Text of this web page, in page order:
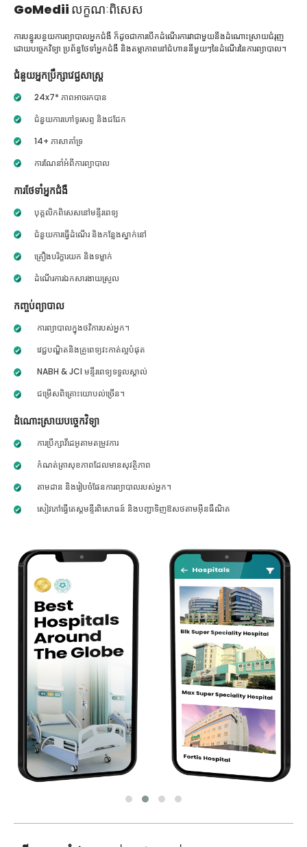
GoMedii លក្ខណៈពិសេស
ការបន្ធូរបន្ថយការព្យាបាលអ្នកជំងឺ ក៏ដូចជាការបើកដំណើរការវាជាមួយនឹងដំណោះស្រាយជំរុញ
ដោយបច្ចេកវិទ្យា ប្រព័ន្ធថែទាំអ្នកជំងឺ និងតម្លាភាពនៅជំហាននីមួយៗនៃដំណើរនៃការព្យាបាល។
ជំនួយអ្នកប្រឹក្សាវេជ្ជសាស្ត្រ
24x7* ភាពអាចរកបាន
ជំនួយការហៅទូរសព្ទ និងជជែក
14+ ភាសាគាំទ្រ
ការណែនាំអំពីការព្យាបាល
ការថែទាំអ្នកជំងឺ
បុគ្គលិកពិសេសនៅមន្ទីរពេទ្យ
ជំនួយការធ្វើដំណើរ និងកន្លែងស្នាក់នៅ
គ្រឿងបរិក្ខារយក និងទម្លាក់
ដំណើរការឯកសារងាយស្រួល
កញ្ចប់ព្យាបាល
ការព្យាបាលក្នុងថវិការបស់អ្នក។
វេជ្ជបណ្ឌិតនិងគ្រូពេទ្យវះកាត់ល្អបំផុត
NABH & JCI មន្ទីរពេទ្យទទួលស្គាល់
ជម្រើសពិគ្រោះយោបល់ច្រើន។
ដំណោះស្រាយបច្ចេកវិទ្យា
ការប្រឹក្សាវីដេអូតាមតម្រូវការ
កំណត់ត្រាសុខភាពដែលមានសុវត្ថិភាព
តាមដាន និងរៀបចំផែនការព្យាបាលរបស់អ្នក។
សៀវភៅធ្វើតេស្តមន្ទីរពិសោធន៍ និងបញ្ជាទិញឱសថតាមអ៊ីនធឺណិត